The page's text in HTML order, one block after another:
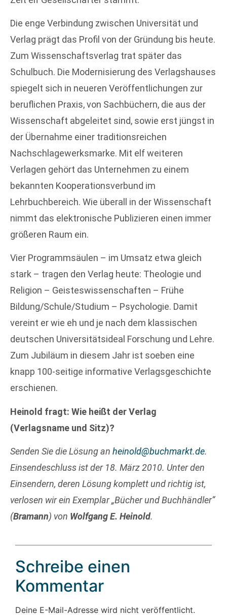
Die enge Verbindung zwischen Universität und
Verlag prägt das Profil von der Gründung bis heute.
Zum Wissenschaftsverlag trat später das
Schulbuch. Die Modernisierung des Verlagshauses
spiegelt sich in neueren Veröffentlichungen zur
beruflichen Praxis, von Sachbüchern, die aus der
Wissenschaft abgeleitet sind, sowie erst jüngst in
der Übernahme einer traditionsreichen
Nachschlagewerksmarke. Mit elf weiteren
Verlagen gehört das Unternehmen zu einem
bekannten Kooperationsverbund im
Lehrbuchbereich. Wie überall in der Wissenschaft
nimmt das elektronische Publizieren einen immer
größeren Raum ein.
Vier Programmsäulen – im Umsatz etwa gleich
stark – tragen den Verlag heute: Theologie und
Religion – Geisteswissenschaften – Frühe
Bildung/Schule/Studium – Psychologie. Damit
vereint er wie eh und je nach dem klassischen
deutschen Universitätsideal Forschung und Lehre.
Zum Jubiläum in diesem Jahr ist soeben eine
knapp 100-seitige informative Verlagsgeschichte
erschienen.
Heinold fragt: Wie heißt der Verlag
(Verlagsname und Sitz)?
Senden Sie die Lösung an heinold@buchmarkt.de.
Einsendeschluss ist der 18. März 2010. Unter den
Einsendern, deren Lösung komplett und richtig ist,
verlosen wir ein Exemplar „Bücher und Buchhändler“
(Bramann) von Wolfgang E. Heinold.
Schreibe einen
Kommentar
Deine E-Mail-Adresse wird nicht veröffentlicht.